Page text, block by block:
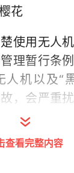
花
使用无人
理暂行条
人机以及“
，会严重
将承担法
出所查获
查看完整内容